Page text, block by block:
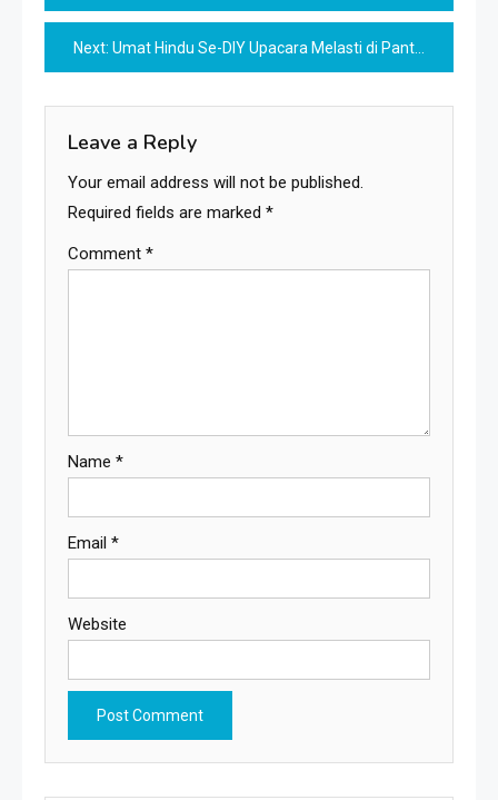
navigation
Next: Umat Hindu Se-DIY Upacara Melasti di Pantai Parangkusumo Kretek Bantul
Leave a Reply
Your email address will not be published.
Required fields are marked *
Comment *
Name *
Email *
Website